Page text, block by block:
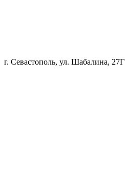
г. Севастополь, ул. Шабалина, 27Г